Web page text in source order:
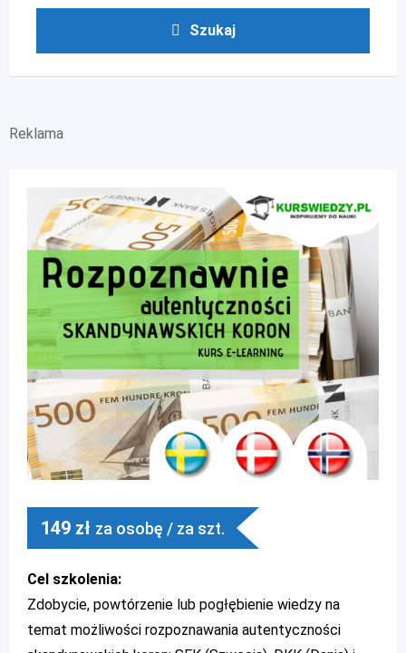
Szukaj
Reklama
149 zł za osobę / za szt.
Cel szkolenia:
Zdobycie, powtórzenie lub pogłębienie wiedzy na
temat możliwości rozpoznawania autentyczności